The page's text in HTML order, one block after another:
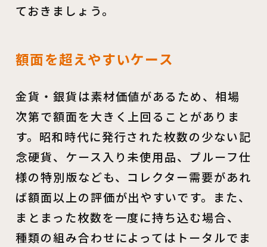
ておきましょう。
額面を超えやすいケース
金貨・銀貨は素材価値があるため、相場
次第で額面を大きく上回ることがありま
す。昭和時代に発行された枚数の少ない記
念硬貨、ケース入り未使用品、プルーフ仕
様の特別版なども、コレクター需要があれ
ば額面以上の評価が出やすいです。また、
まとまった枚数を一度に持ち込む場合、
種類の組み合わせによってはトータルでま